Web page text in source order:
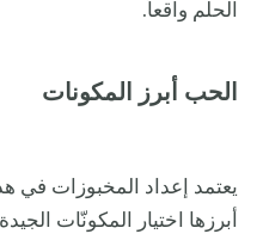
الحلم واقعاً.
الحب أبرز المكونات
يعتمد إعداد المخبوزات في
أبرزها اختيار المكونّات